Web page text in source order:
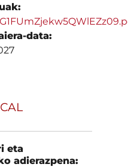
data:
eta
adierazpena: